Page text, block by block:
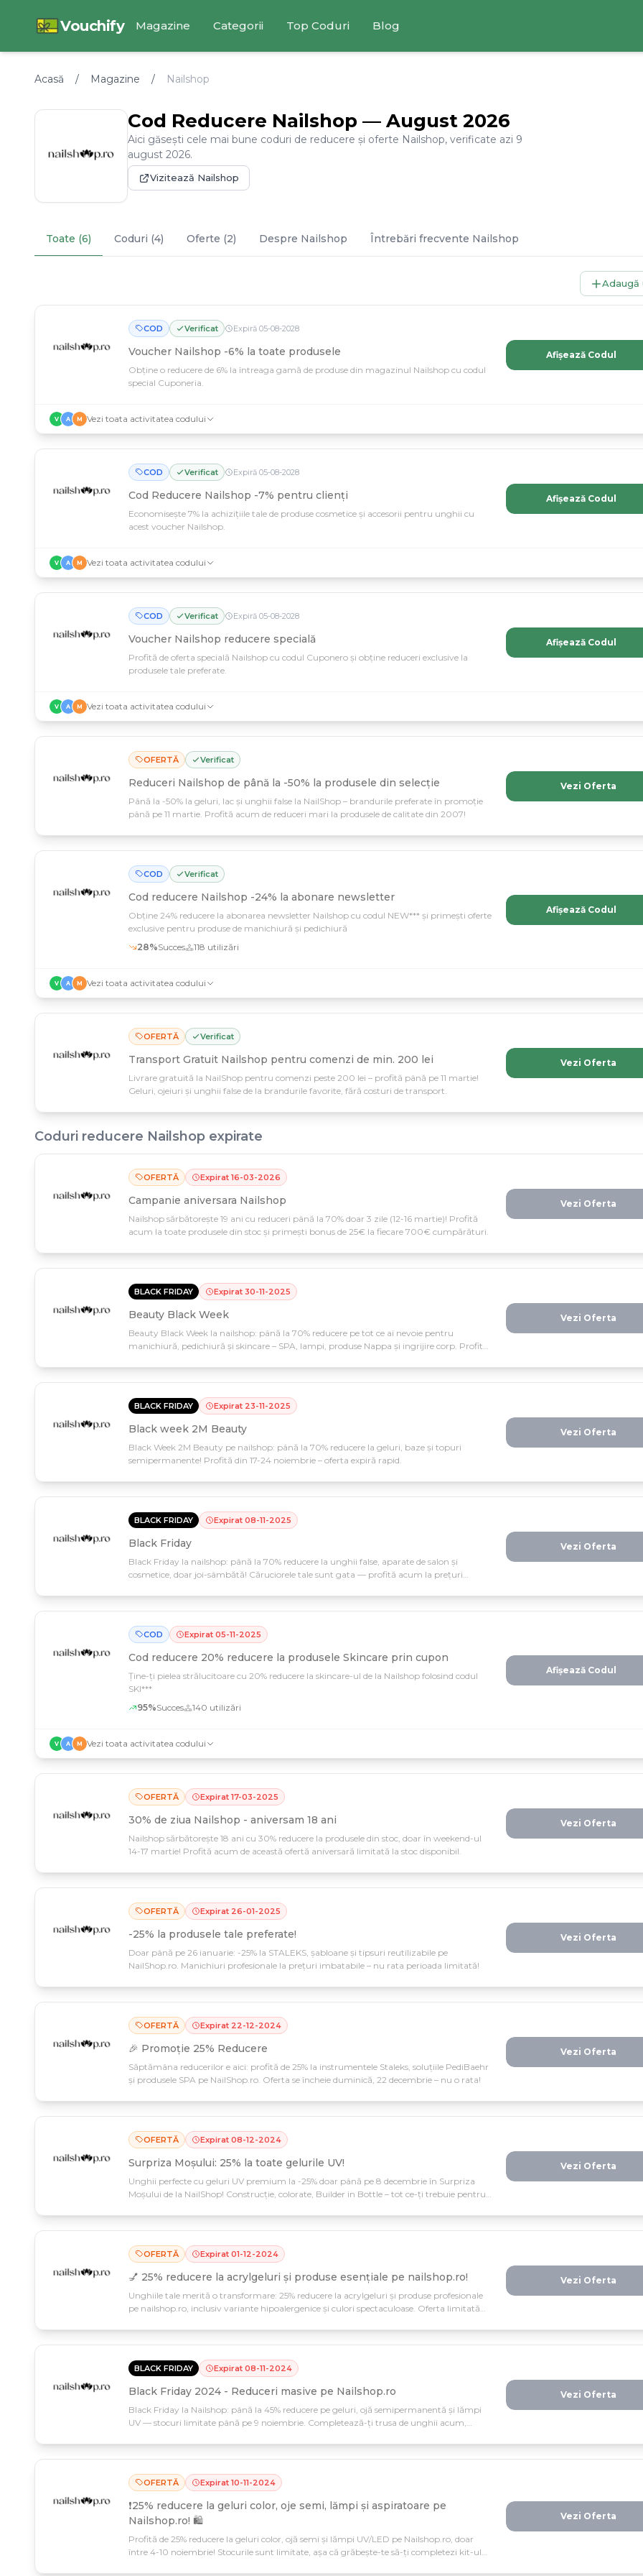
Vouchify Magazine Categorii Top Coduri Blog
Acasă / Magazine / Nailshop
Cod Reducere Nailshop — August 2026
Aici găsești cele mai bune coduri de reducere și oferte Nailshop, verificate azi 9
august 2026.
Vizitează Nailshop
Toate (6) Coduri (4) Oferte (2) Despre Nailshop Întrebări frecvente Nailshop
Adaugă
COD Verificat Expiră 05-08-2028
Voucher Nailshop -6% la toate produsele
Obține o reducere de 6% la întreaga gamă de produse din magazinul Nailshop cu codul
special Cuponeria.
Afișează Codul
V A M Vezi toata activitatea codului
COD Verificat Expiră 05-08-2028
Cod Reducere Nailshop -7% pentru clienți
Economisește 7% la achizițiile tale de produse cosmetice și accesorii pentru unghii cu
acest voucher Nailshop.
Afișează Codul
V A M Vezi toata activitatea codului
COD Verificat Expiră 05-08-2028
Voucher Nailshop reducere specială
Profită de oferta specială Nailshop cu codul Cuponero și obține reduceri exclusive la
produsele tale preferate.
Afișează Codul
V A M Vezi toata activitatea codului
OFERTĂ Verificat
Reduceri Nailshop de până la -50% la produsele din selecție
Până la -50% la geluri, lac și unghii false la NailShop – brandurile preferate în promoție
până pe 11 martie. Profită acum de reduceri mari la produsele de calitate din 2007!
Vezi Oferta
COD Verificat
Cod reducere Nailshop -24% la abonare newsletter
Obține 24% reducere la abonarea newsletter Nailshop cu codul NEW*** și primești oferte
exclusive pentru produse de manichiură și pedichiură
28%Succes 118 utilizări
Afișează Codul
V A M Vezi toata activitatea codului
OFERTĂ Verificat
Transport Gratuit Nailshop pentru comenzi de min. 200 lei
Livrare gratuită la NailShop pentru comenzi peste 200 lei – profită până pe 11 martie!
Geluri, ojeiuri și unghii false de la brandurile favorite, fără costuri de transport.
Vezi Oferta
Coduri reducere Nailshop expirate
OFERTĂ Expirat 16-03-2026
Campanie aniversara Nailshop
Nailshop sărbătorește 19 ani cu reduceri până la 70% doar 3 zile (12-16 martie)! Profită
acum la toate produsele din stoc și primești bonus de 25€ la fiecare 700€ cumpărături.
Vezi Oferta
BLACK FRIDAY Expirat 30-11-2025
Beauty Black Week
Beauty Black Week la nailshop: până la 70% reducere pe tot ce ai nevoie pentru
manichiură, pedichiură și skincare – SPA, lampi, produse Nappa și ingrijire corp. Profită
Vezi Oferta
BLACK FRIDAY Expirat 23-11-2025
Black week 2M Beauty
Black Week 2M Beauty pe nailshop: până la 70% reducere la geluri, baze și topuri
semipermanente! Profită din 17-24 noiembrie – oferta expiră rapid.
Vezi Oferta
BLACK FRIDAY Expirat 08-11-2025
Black Friday
Black Friday la nailshop: până la 70% reducere la unghii false, aparate de salon și
cosmetice, doar joi-sâmbătă! Căruciorele tale sunt gata — profită acum la prețuri
Vezi Oferta
COD Expirat 05-11-2025
Cod reducere 20% reducere la produsele Skincare prin cupon
Ține-ți pielea strălucitoare cu 20% reducere la skincare-ul de la Nailshop folosind codul
SKI***
95%Succes 140 utilizări
Afișează Codul
V A M Vezi toata activitatea codului
OFERTĂ Expirat 17-03-2025
30% de ziua Nailshop - aniversam 18 ani
Nailshop sărbătorește 18 ani cu 30% reducere la produsele din stoc, doar în weekend-ul
14-17 martie! Profită acum de această ofertă aniversară limitată la stoc disponibil.
Vezi Oferta
OFERTĂ Expirat 26-01-2025
-25% la produsele tale preferate!
Doar până pe 26 ianuarie: -25% la STALEKS, șabloane și tipsuri reutilizabile pe
NailShop.ro. Manichiuri profesionale la prețuri imbatabile – nu rata perioada limitată!
Vezi Oferta
OFERTĂ Expirat 22-12-2024
🎉 Promoție 25% Reducere
Săptămâna reducerilor e aici: profită de 25% la instrumentele Staleks, soluțiile PediBaehr
și produsele SPA pe NailShop.ro. Oferta se încheie duminică, 22 decembrie – nu o rata!
Vezi Oferta
OFERTĂ Expirat 08-12-2024
Surpriza Moșului: 25% la toate gelurile UV!
Unghii perfecte cu geluri UV premium la -25% doar până pe 8 decembrie în Surpriza
Moșului de la NailShop! Construcție, colorate, Builder in Bottle – tot ce-ți trebuie pentru
Vezi Oferta
OFERTĂ Expirat 01-12-2024
💅 25% reducere la acrylgeluri și produse esențiale pe nailshop.ro!
Unghiile tale merită o transformare: 25% reducere la acrylgeluri și produse profesionale
pe nailshop.ro, inclusiv variante hipoalergenice și culori spectaculoase. Oferta limitată
Vezi Oferta
BLACK FRIDAY Expirat 08-11-2024
Black Friday 2024 - Reduceri masive pe Nailshop.ro
Black Friday la Nailshop: până la 45% reducere pe geluri, ojă semipermanentă și lămpi
UV — stocuri limitate până pe 9 noiembrie. Completează-ți trusa de unghii acum,
Vezi Oferta
OFERTĂ Expirat 10-11-2024
❗️25% reducere la geluri color, oje semi, lămpi și aspiratoare pe
Nailshop.ro! 🛍️
Profită de 25% reducere la geluri color, ojă semi și lămpi UV/LED pe Nailshop.ro, doar
între 4-10 noiembrie! Stocurile sunt limitate, așa că grăbește-te să-ți completezi kit-ul
Vezi Oferta